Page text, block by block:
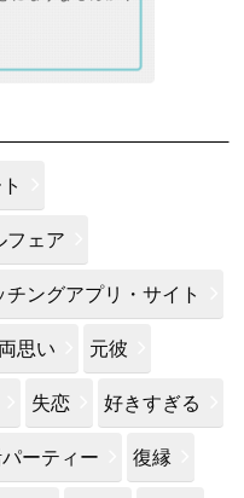
フェア
チングアプリ・サイト
両思い 元彼
失恋 好きすぎる
ーティー 復縁